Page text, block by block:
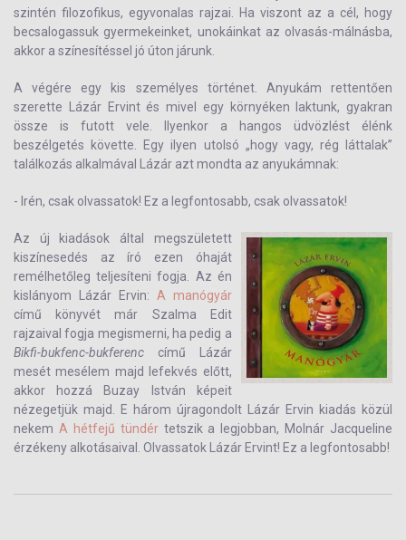
szintén filozofikus, egyvonalas rajzai. Ha viszont az a cél, hogy
becsalogassuk gyermekeinket, unokáinkat az olvasás-málnásba,
akkor a színesítéssel jó úton járunk.
A végére egy kis személyes történet. Anyukám rettentően
szerette Lázár Ervint és mivel egy környéken laktunk, gyakran
össze is futott vele. Ilyenkor a hangos üdvözlést élénk
beszélgetés követte. Egy ilyen utolsó „hogy vagy, rég láttalak”
találkozás alkalmával Lázár azt mondta az anyukámnak:
- Irén, csak olvassatok! Ez a legfontosabb, csak olvassatok!
Az új kiadások által megszületett
kiszínesedés az író ezen óhaját
remélhetőleg teljesíteni fogja. Az én
kislányom Lázár Ervin: A manógyár
című könyvét már Szalma Edit
rajzaival fogja megismerni, ha pedig a
Bikfi-bukfenc-bukferenc című Lázár
mesét mesélem majd lefekvés előtt,
akkor hozzá Buzay István képeit
nézegetjük majd. E három újragondolt Lázár Ervin kiadás közül
nekem A hétfejű tündér tetszik a legjobban, Molnár Jacqueline
érzékeny alkotásaival. Olvassatok Lázár Ervint! Ez a legfontosabb!